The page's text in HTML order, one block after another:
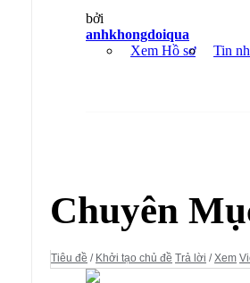
bởi
anhkhongdoiqua
Xem Hồ sơ
Tin
Chuyên
Tiêu đề / Khởi tạo chủ đề Trả lời /Xem